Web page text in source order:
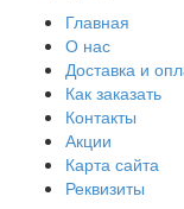
Главная
О нас
Доставка и
Как заказать
Контакты
Акции
Карта сайта
Реквизиты